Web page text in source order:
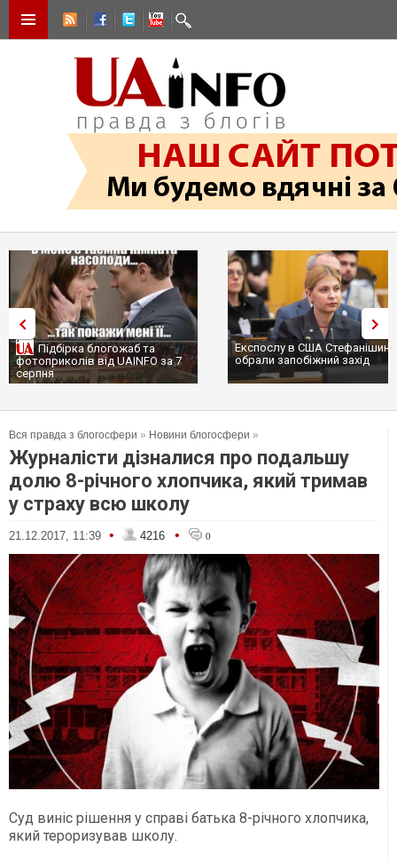
Підбірка блогожаб та
фотоприколів від UAINFO за 7
серпня
Експослу в США
обрали запобіжний захід
Вся правда з блогосфери » Новини блогосфери »
Журналісти дізналися про подальшу
долю 8-річного хлопчика, який тримав
у страху всю школу
21.12.2017, 11:39 • 4216 • 0
Суд виніс рішення у справі батька 8-річного хлопчика,
який тероризував школу.